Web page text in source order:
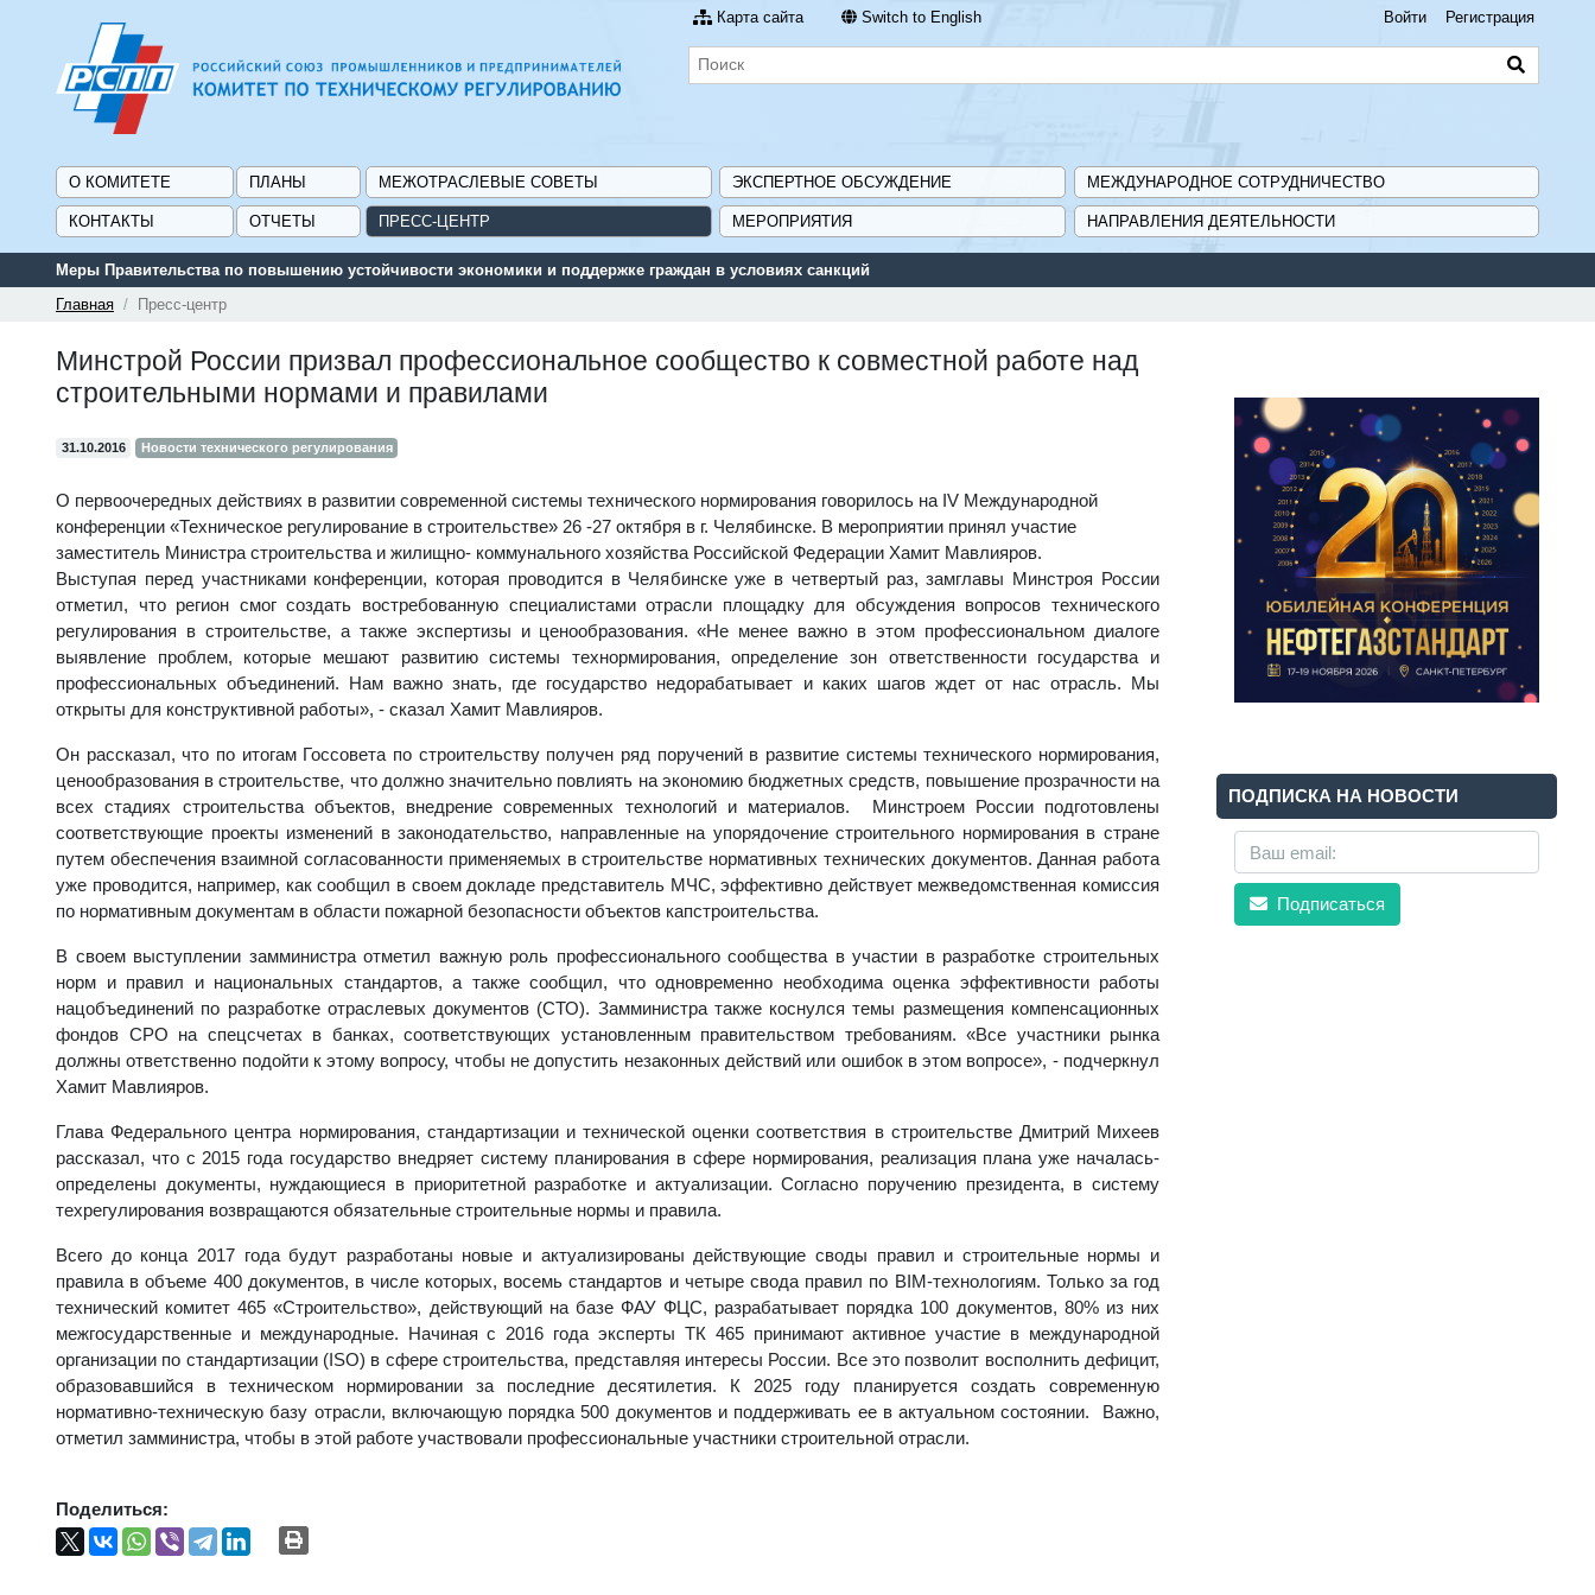
Карта сайта Switch to English Войти Регистрация
О КОМИТЕТЕ ПЛАНЫ МЕЖОТРАСЛЕВЫЕ СОВЕТЫ ЭКСПЕРТНОЕ ОБСУЖДЕНИЕ МЕЖДУНАРОДНОЕ СОТРУДНИЧЕСТВО
КОНТАКТЫ ОТЧЕТЫ ПРЕСС-ЦЕНТР МЕРОПРИЯТИЯ НАПРАВЛЕНИЯ ДЕЯТЕЛЬНОСТИ
Меры Правительства по повышению устойчивости экономики и поддержке граждан в условиях санкций
Главная
Пресс-центр
Минстрой России призвал профессиональное сообщество к совместной работе над
строительными нормами и правилами
31.10.2016 Новости технического регулирования
О первоочередных действиях в развитии современной системы технического нормирования говорилось на IV Международной
конференции «Техническое регулирование в строительстве» 26 -27 октября в г. Челябинске. В мероприятии принял участие
заместитель Министра строительства и жилищно- коммунального хозяйства Российской Федерации Хамит Мавлияров.
Выступая перед участниками конференции, которая проводится в Челябинске уже в четвертый раз, замглавы Минстроя России
отметил, что регион смог создать востребованную специалистами отрасли площадку для обсуждения вопросов технического
регулирования в строительстве, а также экспертизы и ценообразования. «Не менее важно в этом профессиональном диалоге
выявление проблем, которые мешают развитию системы технормирования, определение зон ответственности государства и
профессиональных объединений. Нам важно знать, где государство недорабатывает и каких шагов ждет от нас отрасль. Мы
открыты для конструктивной работы», - сказал Хамит Мавлияров.
Он рассказал, что по итогам Госсовета по строительству получен ряд поручений в развитие системы технического нормирования,
ценообразования в строительстве, что должно значительно повлиять на экономию бюджетных средств, повышение прозрачности на
всех стадиях строительства объектов, внедрение современных технологий и материалов. Минстроем России подготовлены
соответствующие проекты изменений в законодательство, направленные на упорядочение строительного нормирования в стране
путем обеспечения взаимной согласованности применяемых в строительстве нормативных технических документов. Данная работа
уже проводится, например, как сообщил в своем докладе представитель МЧС, эффективно действует межведомственная комиссия
по нормативным документам в области пожарной безопасности объектов капстроительства.
В своем выступлении замминистра отметил важную роль профессионального сообщества в участии в разработке строительных
норм и правил и национальных стандартов, а также сообщил, что одновременно необходима оценка эффективности работы
нацобъединений по разработке отраслевых документов (СТО). Замминистра также коснулся темы размещения компенсационных
фондов СРО на спецсчетах в банках, соответствующих установленным правительством требованиям. «Все участники рынка
должны ответственно подойти к этому вопросу, чтобы не допустить незаконных действий или ошибок в этом вопросе», - подчеркнул
Хамит Мавлияров.
Глава Федерального центра нормирования, стандартизации и технической оценки соответствия в строительстве Дмитрий Михеев
рассказал, что с 2015 года государство внедряет систему планирования в сфере нормирования, реализация плана уже началась-
определены документы, нуждающиеся в приоритетной разработке и актуализации. Согласно поручению президента, в систему
техрегулирования возвращаются обязательные строительные нормы и правила.
Всего до конца 2017 года будут разработаны новые и актуализированы действующие своды правил и строительные нормы и
правила в объеме 400 документов, в числе которых, восемь стандартов и четыре свода правил по BIM-технологиям. Только за год
технический комитет 465 «Строительство», действующий на базе ФАУ ФЦС, разрабатывает порядка 100 документов, 80% из них
межгосударственные и международные. Начиная с 2016 года эксперты ТК 465 принимают активное участие в международной
организации по стандартизации (ISO) в сфере строительства, представляя интересы России. Все это позволит восполнить дефицит,
образовавшийся в техническом нормировании за последние десятилетия. К 2025 году планируется создать современную
нормативно-техническую базу отрасли, включающую порядка 500 документов и поддерживать ее в актуальном состоянии. Важно,
отметил замминистра, чтобы в этой работе участвовали профессиональные участники строительной отрасли.
Поделиться:
ПОДПИСКА НА НОВОСТИ
Подписаться